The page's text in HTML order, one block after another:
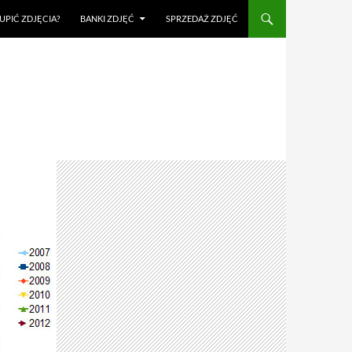
ZDJĘCIA? BANKI ZDJĘĆ SPRZEDAŻ ZDJĘĆ